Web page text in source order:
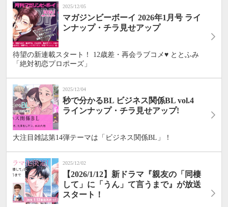
2025/12/05
マガジンビーボーイ 2026年1月号 ライ
ンナップ・チラ見せアップ
待望の新連載スタート！ 12歳差・再会ラブコメ♥ ととふみ
「絶対初恋プロポーズ」
2025/12/04
秒で分かるBL ビジネス関係BL vol.4
ラインナップ・チラ見せアップ!
大注目雑誌第14弾テーマは「ビジネス関係BL」！
2025/12/02
【2026/1/12】新ドラマ『親友の「同棲
して」に「うん」て言うまで』が放送
スタート！